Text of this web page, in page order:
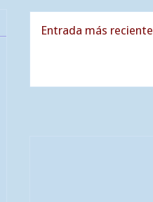
Entrada más reciente